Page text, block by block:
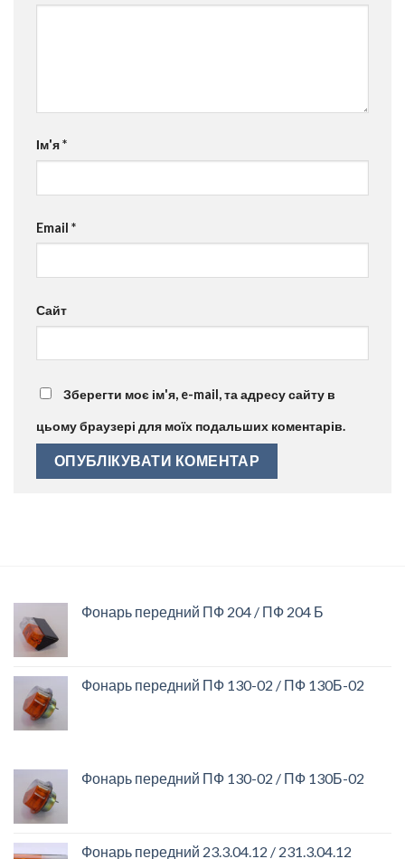
Ім'я*
Email *
Сайт
Зберегти моє ім'я, e-mail, та адресу сайту в
цьому браузері для моїх подальших коментарів.
Фонарь передний ПФ 204 / ПФ 204 Б
Фонарь передний ПФ 130-02 / ПФ 130Б-02
Фонарь передний ПФ 130-02 / ПФ 130Б-02
Фонарь передний 23.3.04.12 / 231.3.04.12